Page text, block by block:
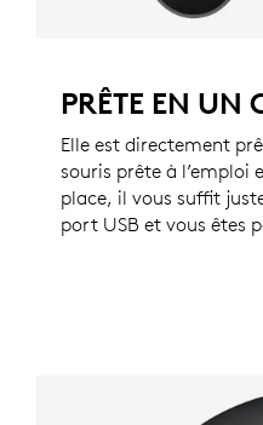
PRÊTE EN
Elle est directement
souris prête à l’emploi
place, il vous suffit
port USB et vous êtes